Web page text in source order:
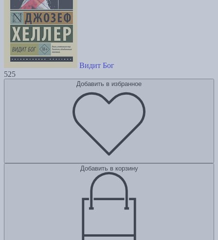
Видит Бог
525
Добавить в избранное
Добавить в корзину